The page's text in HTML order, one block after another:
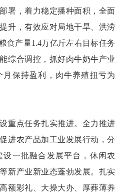
署，着力稳定播种面积，全面
升，有效应对局地干旱、洪涝
食产量1.4万亿斤左右目标任务
综合调控，抓好肉牛奶牛产业
月保持盈利，肉牛养殖扭亏为
点任务扎实推进。全力推进
进农产品加工业发展行动，分
一批融合发展平台，休闲农
新产业新业态蓬勃发展。扎实
额彩礼、大操大办、厚葬薄养